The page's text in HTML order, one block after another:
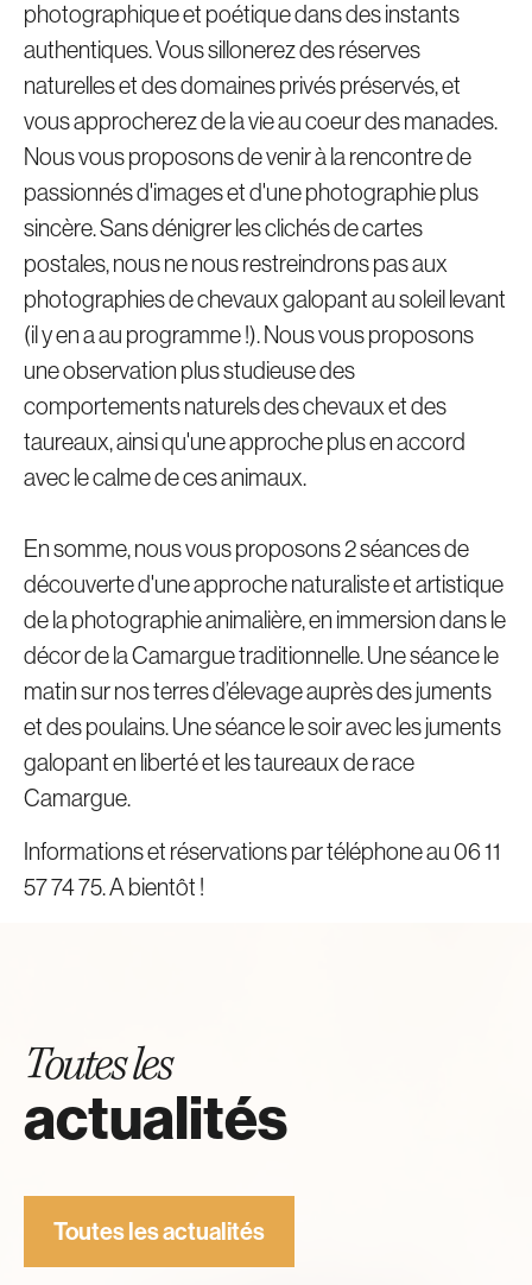
photographique et poétique dans des instants
authentiques. Vous sillonerez des réserves
naturelles et des domaines privés préservés, et
vous approcherez de la vie au coeur des manades.
Nous vous proposons de venir à la rencontre de
passionnés d'images et d'une photographie plus
sincère. Sans dénigrer les clichés de cartes
postales, nous ne nous restreindrons pas aux
photographies de chevaux galopant au soleil levant
(il y en a au programme !). Nous vous proposons
une observation plus studieuse des
comportements naturels des chevaux et des
taureaux, ainsi qu'une approche plus en accord
avec le calme de ces animaux.
En somme, nous vous proposons 2 séances de
découverte d'une approche naturaliste et artistique
de la photographie animalière, en immersion dans le
décor de la Camargue traditionnelle. Une séance le
matin sur nos terres d’élevage auprès des juments
et des poulains. Une séance le soir avec les juments
galopant en liberté et les taureaux de race
Camargue.
Informations et réservations par téléphone au 06 11
57 74 75. A bientôt !
Toutes les
actualités
Toutes les actualités